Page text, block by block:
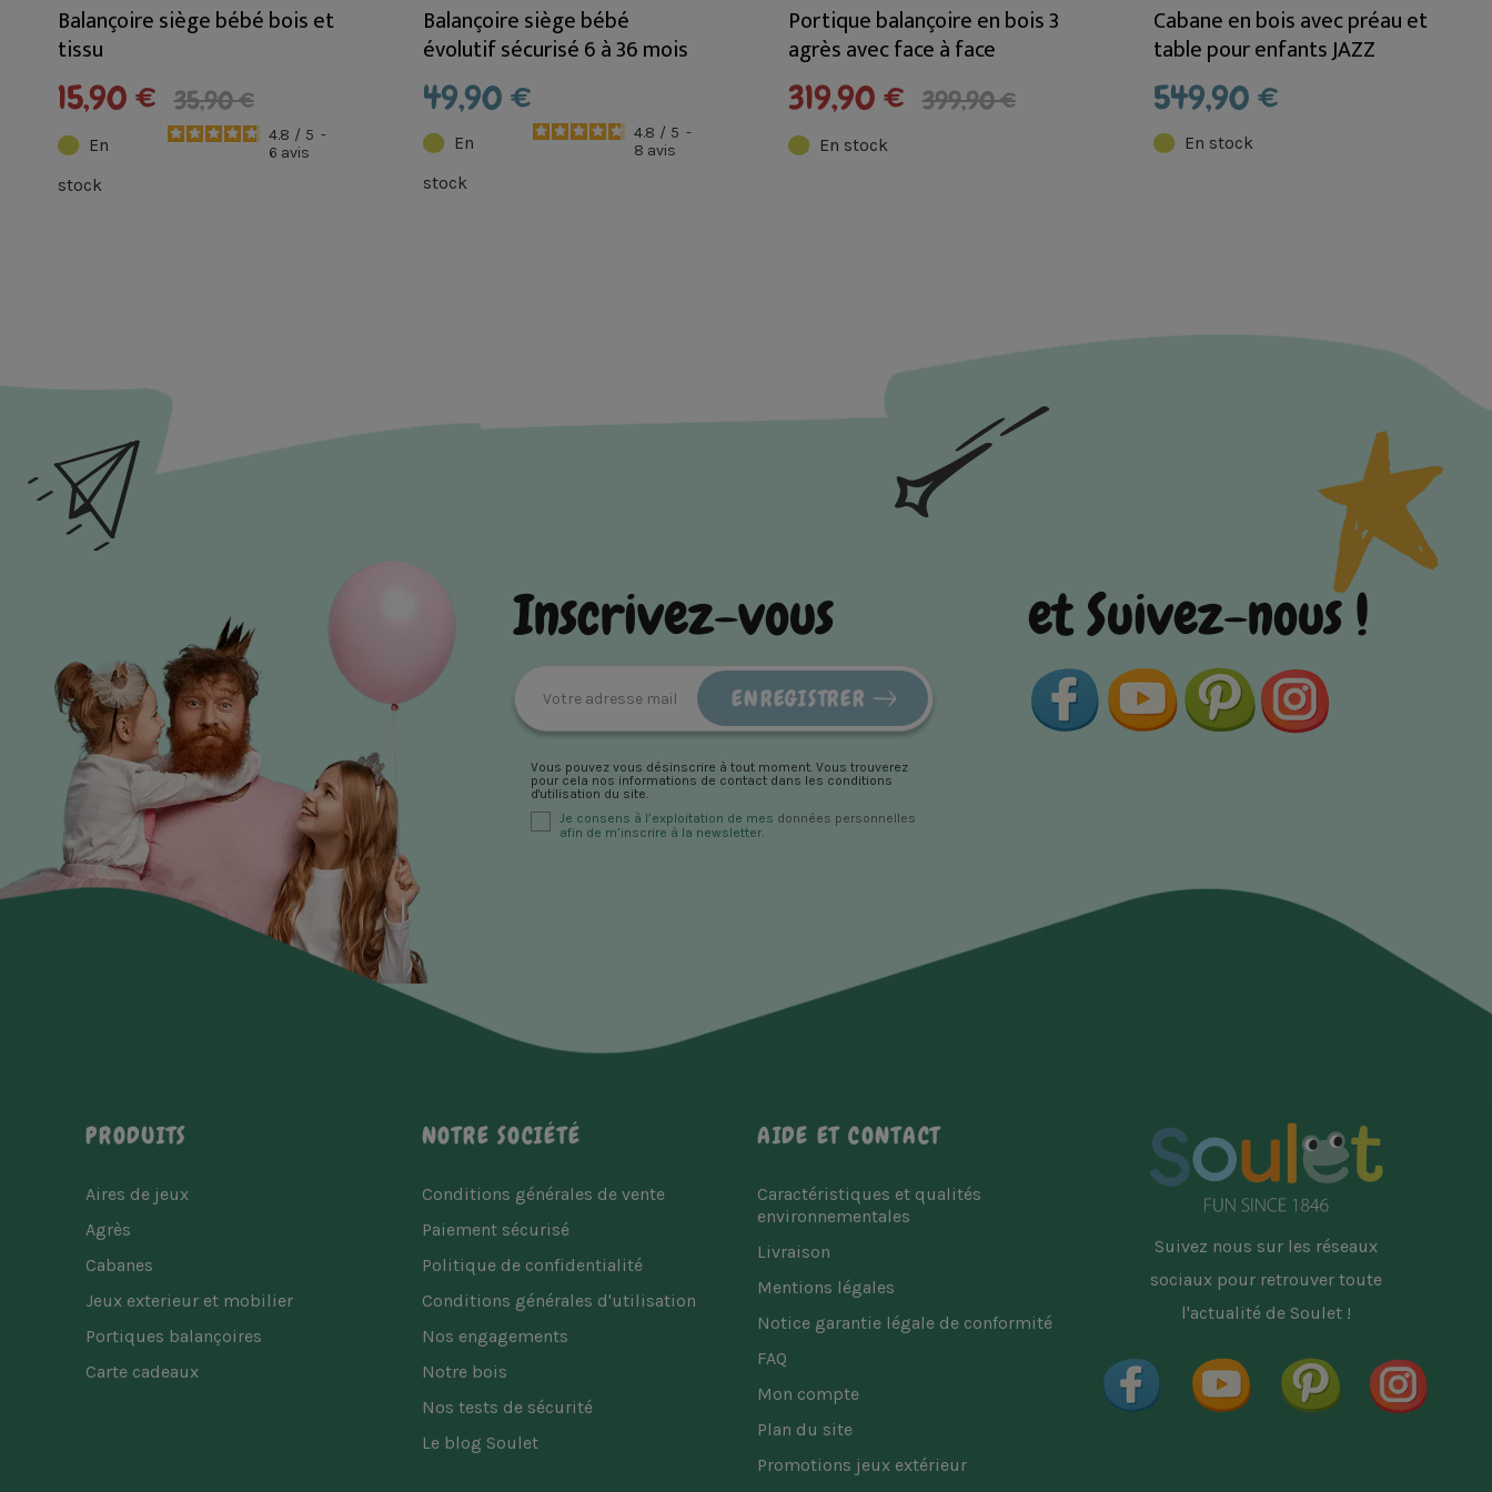
Balançoire siège bébé bois et
tissu
15,90 € 35,90 €
En
stock
4.8 / 5 -
6 avis
Balançoire siège bébé
évolutif sécurisé 6 à 36 mois
et plus LILLY
49,90 €
En
stock
4.8 / 5 -
8 avis
Portique balançoire en bois 3
agrès avec face à face
CARNAVAL
319,90 € 399,90 €
En stock
Cabane en bois avec préau et
table pour enfants JAZZ
549,90 €
En stock
Inscrivez-vous
Vous pouvez vous désinscrire à tout moment. Vous trouverez
pour cela nos informations de contact dans les conditions
d'utilisation du site.
Je consens à l’exploitation de mes données personnelles
afin de m’inscrire à la newsletter.
et Suivez-nous !
Facebook YouTube Pinterest
PRODUITS
Aires de jeux
Agrès
Cabanes
Jeux exterieur et mobilier
Portiques balançoires
Carte cadeaux
NOTRE SOCIÉTÉ
Conditions générales de vente
Paiement sécurisé
Politique de confidentialité
Conditions générales d'utilisation
Nos engagements
Notre bois
Nos tests de sécurité
Le blog Soulet
AIDE ET CONTACT
Caractéristiques et qualités
environnementales
Livraison
Mentions légales
Notice garantie légale de conformité
FAQ
Mon compte
Plan du site
Promotions jeux extérieur
Suivez nous sur les réseaux
sociaux pour retrouver toute
l'actualité de Soulet !
Facebook YouTube Pinterest